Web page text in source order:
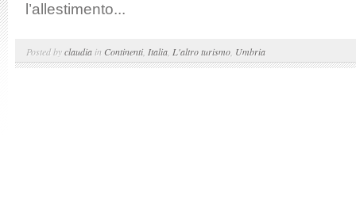
l’allestimento...
Posted byclaudia in Continenti, Italia L'altro turismo Umbria